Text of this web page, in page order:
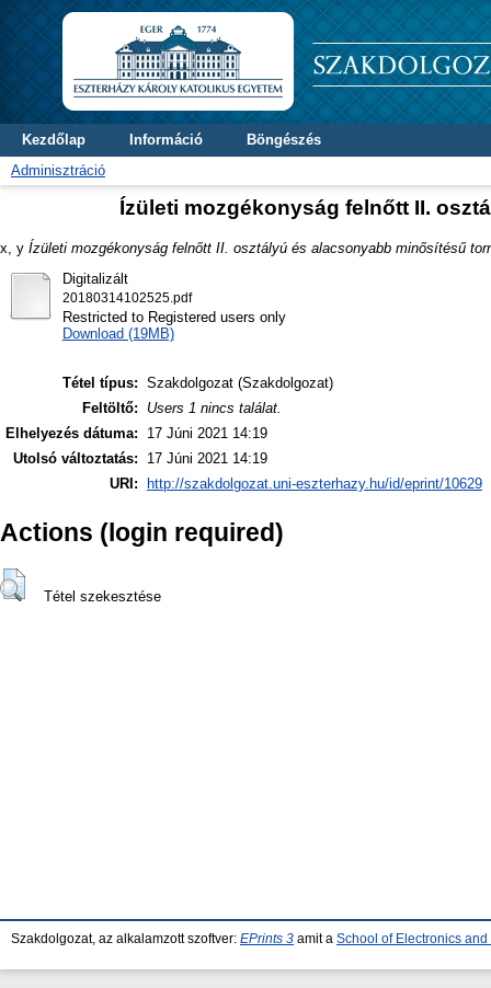
Kezdőlap Információ
Böngészés
Adminisztráció
Ízületi mozgékonyság felnőtt II.
x, y Ízületi mozgékonyság felnőtt II. osztályú és alacsonyabb minősítésű
Digitalizált
20180314102525.pdf
Restricted to Registered users only
Download (19MB)
Tétel típus: Szakdolgozat (Szakdolgozat)
Feltöltő:
Users 1 nincs találat.
Elhelyezés dátuma:
17 Júni 2021 14:19
Utolsó változtatás:
17 Júni 2021 14:19
URI:
http://szakdolgozat.uni-eszterhazy.hu/id/eprint/10629
Actions (login required)
Tétel szekesztése
Szakdolgozat, az alkalamzott szoftver: EPrints 3 amit a School of Electronics